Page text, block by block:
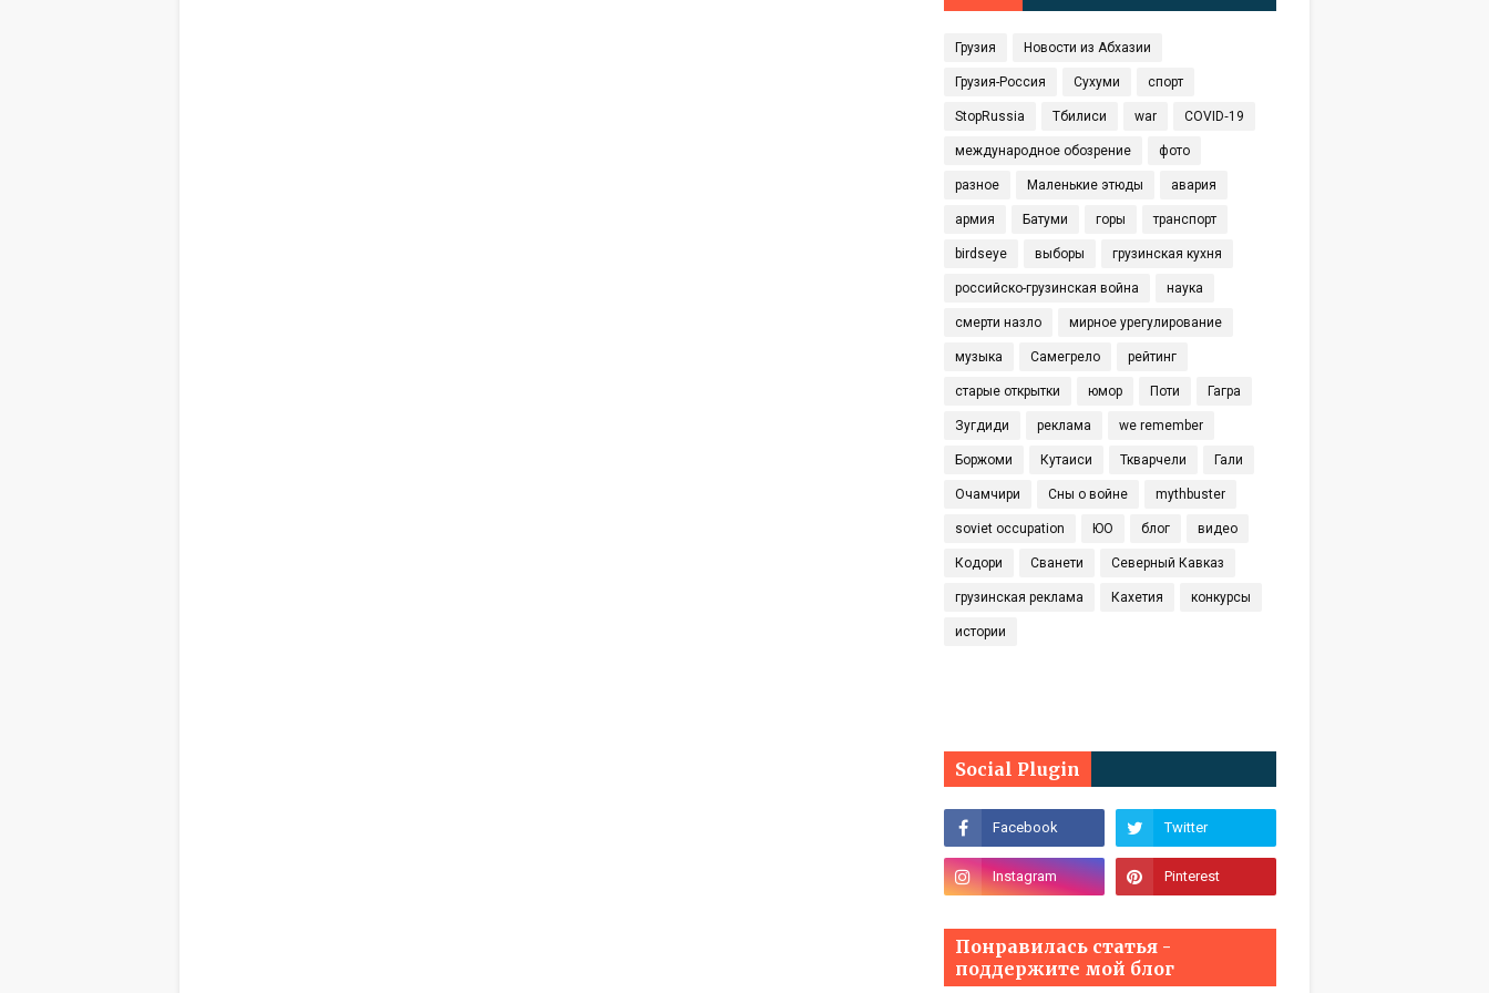
Грузия Новости из Абхазии
Грузия-Россия Сухуми спорт
StopRussia Тбилиси war COVID‑19
международное обозрение фото
разное Маленькие этюды авария
армия Батуми горы транспорт
birdseye выборы грузинская кухня
российско-грузинская война наука
смерти назло мирное урегулирование
музыка Самегрело рейтинг
старые открытки юмор Поти Гагра
Зугдиди реклама we remember
Боржоми Кутаиси Ткварчели Гали
Очамчири Сны о войне mythbuster
soviet occupation ЮО блог видео
Кодори Сванети Северный Кавказ
грузинская реклама Кахетия конкурсы
истории
Social Plugin
Понравилась статья -
поддержите мой блог